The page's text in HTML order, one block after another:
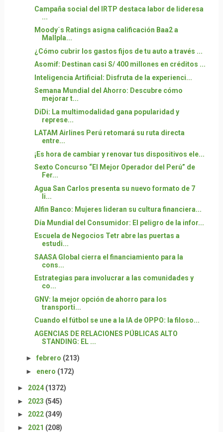
Campaña social del IRTP destaca labor de lideresa
...
Moody´s Ratings asigna calificación Baa2 a
Mallpla...
¿Cómo cubrir los gastos fijos de tu auto a través ...
Asomif: Destinan casi S/ 400 millones en créditos ...
Inteligencia Artificial: Disfruta de la experienci...
Semana Mundial del Ahorro: Descubre cómo
mejorar t...
DiDi: La multimodalidad gana popularidad y
represe...
LATAM Airlines Perú retomará su ruta directa
entre...
¡Es hora de cambiar y renovar tus dispositivos ele...
Sexto Concurso “El Mejor Operador del Perú” de
Fer...
Agua San Carlos presenta su nuevo formato de 7
li...
Alfin Banco: Mujeres lideran su cultura financiera...
Día Mundial del Consumidor: El peligro de la infor...
Escuela de Negocios Tetr abre las puertas a
estudi...
SAASA Global cierra el financiamiento para la
cons...
Estrategias para involucrar a las comunidades y
co...
GNV: la mejor opción de ahorro para los
transporti...
Cuando el fútbol se une a la IA de OPPO: la filoso...
AGENCIAS DE RELACIONES PÚBLICAS ALTO
STANDING: EL ...
► febrero (213)
► enero (172)
► 2024 (1372)
► 2023 (545)
► 2022 (349)
► 2021 (208)